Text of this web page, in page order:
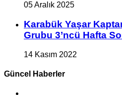
05 Aralık 2025
Karabük Yaşar
Grubu 3’ncü Hafta
14 Kasım 2022
Güncel Haberler